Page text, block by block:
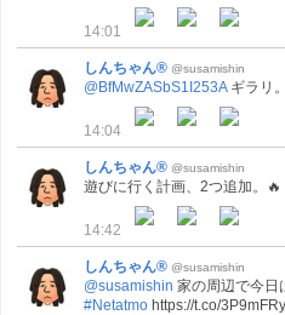
14:01
しんちゃん® @susamishin
@BfMwZASbS1I253Aギラリ
14:04
しんちゃん® @susamishin
遊びに行く計画、2つ追加。🔥
14:42
しんちゃん® @susamishin
@susamishin 家の周辺で今日
#Netatmo https://t.co/